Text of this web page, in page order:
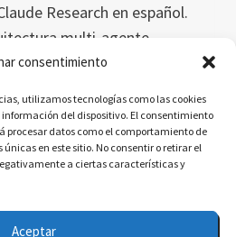
consentimiento
utilizamos tecnologías como las cookies
del dispositivo. El consentimiento
procesar datos como el comportamiento de
en este sitio. No consentir o retirar el
a ciertas características y
Aceptar
Research en español.
multi-agente,
y cómo aplicarlo con el
y casos de uso en
y fintech.